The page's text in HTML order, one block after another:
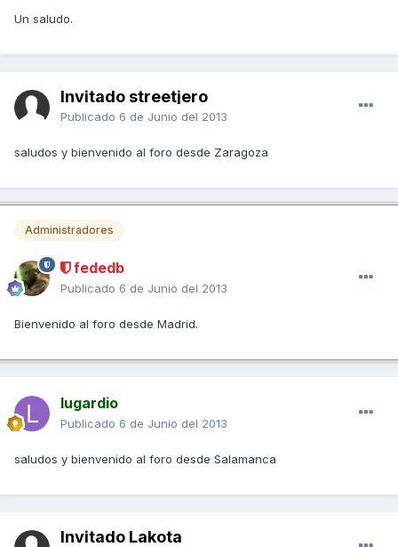
Un saludo.
Invitado streetjero
Publicado 6 de Junio del 2013
saludos y bienvenido al foro desde Zaragoza
Administradores
fededb
Publicado 6 de Junio del 2013
Bienvenido al foro desde Madrid.
lugardio
Publicado 6 de Junio del 2013
saludos y bienvenido al foro desde Salamanca
Invitado Lakota